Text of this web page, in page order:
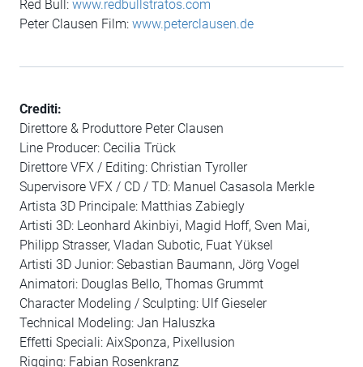
Red Bull: www.redbullstratos.com
Peter Clausen Film: www.peterclausen.de
Crediti:
Direttore & Produttore Peter Clausen
Line Producer: Cecilia Trück
Direttore VFX / Editing: Christian Tyroller
Supervisore VFX / CD / TD: Manuel Casasola Merkle
Artista 3D Principale: Matthias Zabiegly
Artisti 3D: Leonhard Akinbiyi, Magid Hoff, Sven Mai,
Philipp Strasser, Vladan Subotic, Fuat Yüksel
Artisti 3D Junior: Sebastian Baumann, Jörg Vogel
Animatori: Douglas Bello, Thomas Grummt
Character Modeling / Sculpting: Ulf Gieseler
Technical Modeling: Jan Haluszka
Effetti Speciali: AixSponza, Pixellusion
Rigging: Fabian Rosenkranz